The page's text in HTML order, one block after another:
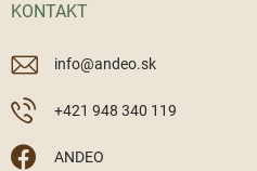
KONTAKT
info@andeo.sk
+421 948 340 119
ANDEO